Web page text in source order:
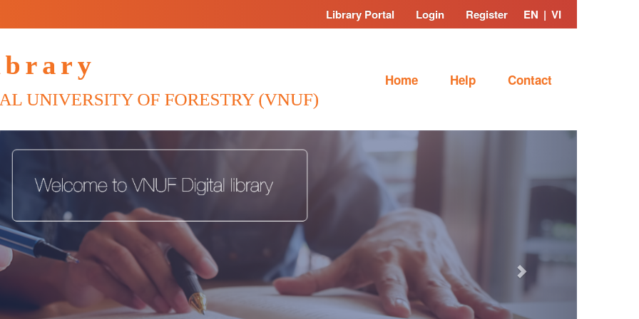
Library Portal Login Register EN | VI
Home Help Contact